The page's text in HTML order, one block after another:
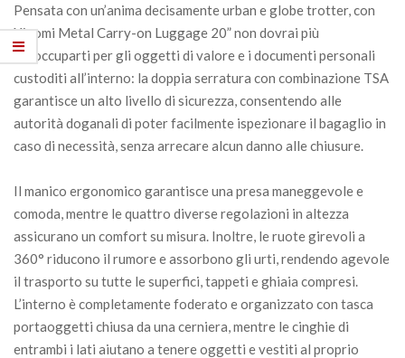
Pensata con un’anima decisamente urban e globe trotter, con
Xiaomi Metal Carry-on Luggage 20” non dovrai più
preoccuparti per gli oggetti di valore e i documenti personali
custoditi all’interno: la doppia serratura con combinazione TSA
garantisce un alto livello di sicurezza, consentendo alle
autorità doganali di poter facilmente ispezionare il bagaglio in
caso di necessità, senza arrecare alcun danno alle chiusure.
Il manico ergonomico garantisce una presa maneggevole e
comoda, mentre le quattro diverse regolazioni in altezza
assicurano un comfort su misura. Inoltre, le ruote girevoli a
360° riducono il rumore e assorbono gli urti, rendendo agevole
il trasporto su tutte le superfici, tappeti e ghiaia compresi.
L’interno è completamente foderato e organizzato con tasca
portaoggetti chiusa da una cerniera, mentre le cinghie di
entrambi i lati aiutano a tenere oggetti e vestiti al proprio